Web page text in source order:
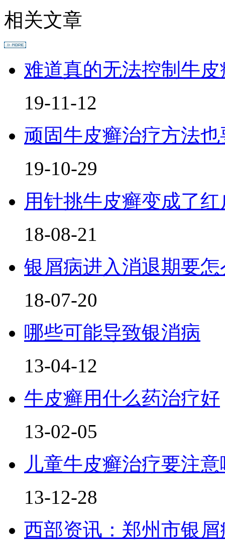
相关文章
难道真的无法控制牛
19-11-12
顽固牛皮癣治疗方法也
19-10-29
用针挑牛皮癣变成了
18-08-21
银屑病进入消退期要怎
18-07-20
哪些可能导致银消病
13-04-12
牛皮癣用什么药治疗好
13-02-05
儿童牛皮癣治疗要注
13-12-28
西部资讯：郑州市银